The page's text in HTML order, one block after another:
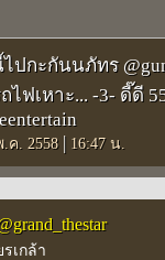
ปกะกันนภัทร
เหาะ... -3- ดี๊ดี
ค. 2558 | 16:47 น.
เกล้า